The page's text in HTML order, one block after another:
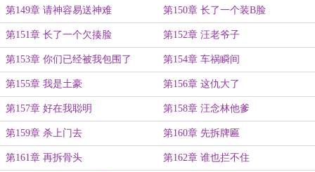
第149章 请神容易送神难 第150章 长了一个装B脸
第151章 长了一个欠揍脸 第152章 汪老爷子
第153章 你们已经被我包围了 第154章 车祸瞬间
第155章 我是土豪 第156章 这仇大了
第157章 好在我聪明 第158章 汪念林他爹
第159章 杀上门去 第160章 先拆牌匾
第161章 再拆骨头 第162章 谁也拦不住